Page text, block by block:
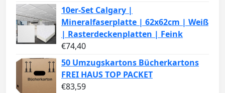
10er-Set Calgary |
Mineralfaserplatte | 62x62cm | Weiß
| Rasterdeckenplatten | Feink
€74,40
50 Umzugskartons Bücherkartons
FREI HAUS TOP PACKET
€83,59